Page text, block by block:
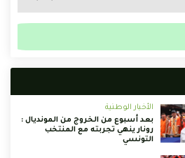
الأخبار الوطنية
بعد أسبوع من الخروج من المونديال :
رونار ينهي تجربته مع المنتخب
التونسي